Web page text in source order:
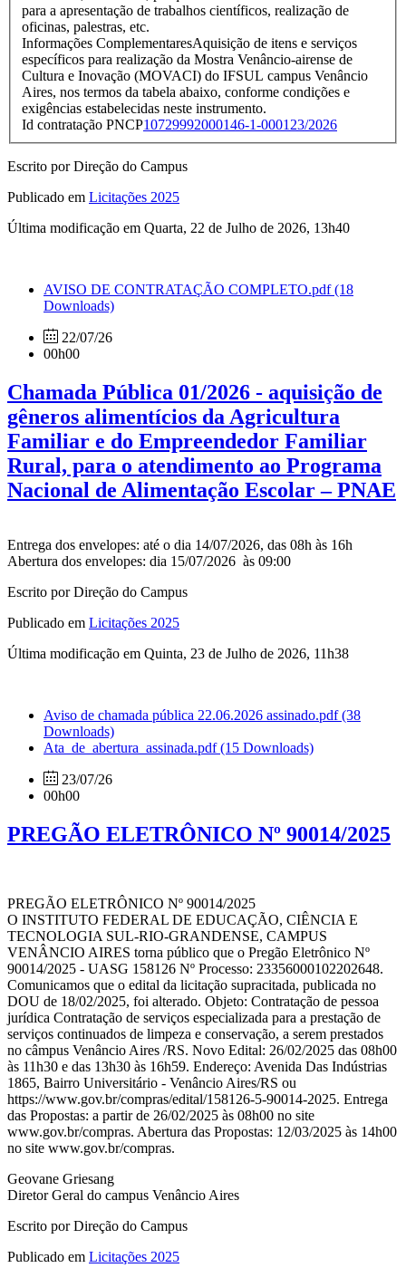
para a apresentação de trabalhos científicos, realização de
oficinas, palestras, etc.
Informações ComplementaresAquisição de itens e serviços
específicos para realização da Mostra Venâncio-airense de
Cultura e Inovação (MOVACI) do IFSUL campus Venâncio
Aires, nos termos da tabela abaixo, conforme condições e
exigências estabelecidas neste instrumento.
Id contratação PNCP10729992000146-1-000123/2026
Escrito por Direção do Campus
Publicado em Licitações 2025
Última modificação em Quarta, 22 de Julho de 2026, 13h40
AVISO DE CONTRATAÇÃO COMPLETO.pdf(18
Downloads)
22/07/26
00h00
Chamada Pública 01/2026 - aquisição de
gêneros alimentícios da Agricultura
Familiar e do Empreendedor Familiar
Rural, para o atendimento ao Programa
Nacional de Alimentação Escolar – PNAE
Entrega dos envelopes: até o dia 14/07/2026, das 08h às 16h
Abertura dos envelopes: dia 15/07/2026 às 09:00
Escrito por Direção do Campus
Publicado em Licitações 2025
Última modificação em Quinta, 23 de Julho de 2026, 11h38
Aviso de chamada pública 22.06.2026 assinado.pdf(38
Downloads)
Ata_de_abertura_assinada.pdf(15 Downloads)
23/07/26
00h00
PREGÃO ELETRÔNICO Nº 90014/2025
PREGÃO ELETRÔNICO Nº 90014/2025
O INSTITUTO FEDERAL DE EDUCAÇÃO, CIÊNCIA E
TECNOLOGIA SUL-RIO-GRANDENSE, CAMPUS
VENÂNCIO AIRES torna público que o Pregão Eletrônico Nº
90014/2025 - UASG 158126 Nº Processo: 23356000102202648.
Comunicamos que o edital da licitação supracitada, publicada no
DOU de 18/02/2025, foi alterado. Objeto: Contratação de pessoa
jurídica Contratação de serviços especializada para a prestação de
serviços continuados de limpeza e conservação, a serem prestados
no câmpus Venâncio Aires /RS. Novo Edital: 26/02/2025 das 08h00
às 11h30 e das 13h30 às 16h59. Endereço: Avenida Das Indústrias
1865, Bairro Universitário - Venâncio Aires/RS ou
https://www.gov.br/compras/edital/158126-5-90014-2025. Entrega
das Propostas: a partir de 26/02/2025 às 08h00 no site
www.gov.br/compras. Abertura das Propostas: 12/03/2025 às 14h00
no site www.gov.br/compras.
Geovane Griesang
Diretor Geral do campus Venâncio Aires
Escrito por Direção do Campus
Publicado em Licitações 2025